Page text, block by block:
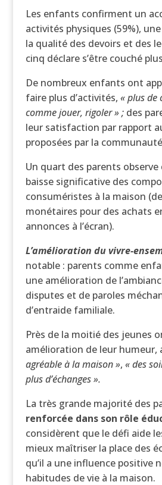
Les enfants confirment un
activités physiques (59%),
la qualité des devoirs et des
cinq déclare s’être couché
De nombreux enfants ont
faire plus d’activités, « plus de
comme jouer, rigoler » ;des
leur satisfaction par rapport
proposées par la
Un quart des parents
baisse significative des
consuméristes à la maison
monétaires pour des achats
annonces à l’écran).
L’amélioration du vivre-
notable : parents comme
une amélioration de
disputes et de paroles
d’entraide familiale.
Près de la moitié des jeunes
amélioration de leur humeur,
agréable à la maison », « des
plus d’échanges ».
La très grande majorité des
renforcée dans son rôle
considèrent que le défi aide
mieux maîtriser la place des
qu’il a une influence positive
habitudes de vie à la maison.